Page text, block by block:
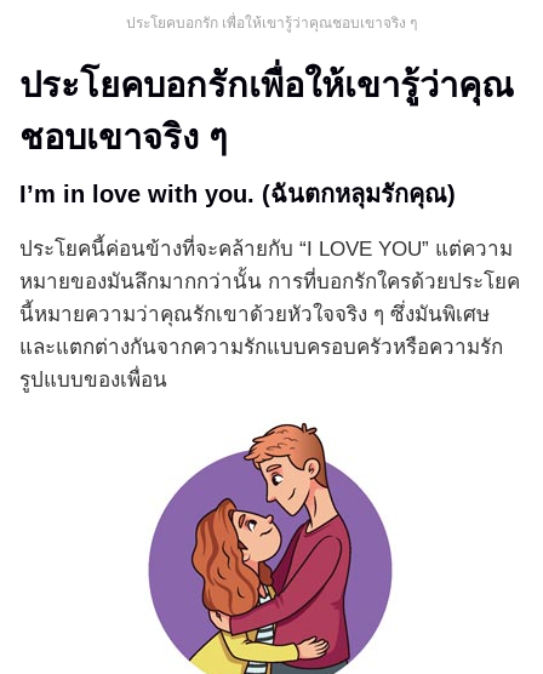
ประโยคบอกรัก เพื่อให้เขารู้ว่าคุณชอบเขาจริง ๆ
ประโยคบอกรักเพื่อให้เขารู้ว่าคุณ
ชอบเขาจริง ๆ
I’m in love with you. (ฉันตกหลุมรักคุณ)
ประโยคนี้ค่อนข้างที่จะคล้ายกับ “I LOVE YOU” แต่ความ
หมายของมันลึกมากกว่านั้น การที่บอกรักใครด้วยประโยค
นี้หมายความว่าคุณรักเขาด้วยหัวใจจริง ๆ ซึ่งมันพิเศษ
และแตกต่างกันจากความรักแบบครอบครัวหรือความรัก
รูปแบบของเพื่อน